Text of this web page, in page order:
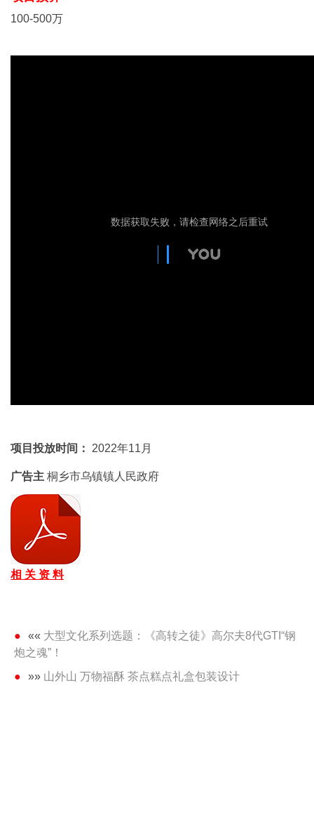
100-500万
项目投放时间： 2022年11月
广告主 桐乡市乌镇镇人民政府
相 关 资 料
«« 大型文化系列选题：《高转之徒》高尔夫8代GTI“钢
炮之魂”！
»» 山外山 万物福酥 茶点糕点礼盒包装设计